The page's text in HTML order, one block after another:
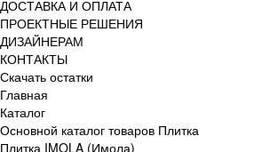
ДОСТАВКА И ОПЛАТА
ПРОЕКТНЫЕ РЕШЕНИЯ
ДИЗАЙНЕРАМ
КОНТАКТЫ
Скачать остатки
Главная
Каталог
Основной каталог товаров Плитка
Плитка IMOLA (Имола)